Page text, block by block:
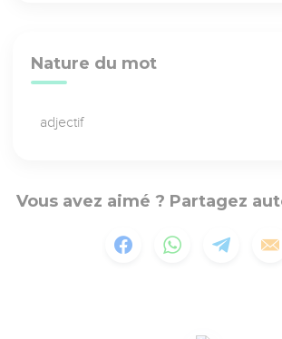
Nature du mot
adjectif
Vous avez aimé ? Partagez